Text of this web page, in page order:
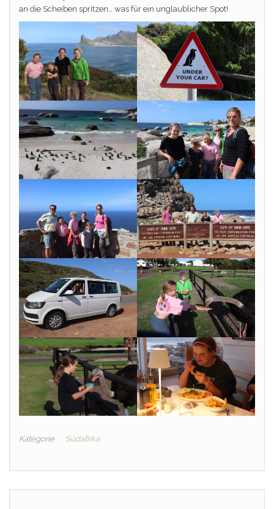
an die Scheiben spritzen… was für ein unglaublicher Spot!
Kategorie Südafrika